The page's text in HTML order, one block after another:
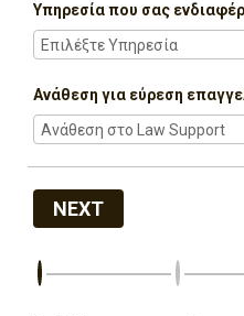
Υπηρεσία που σας
Ανάθεση για εύρεση
NEXT